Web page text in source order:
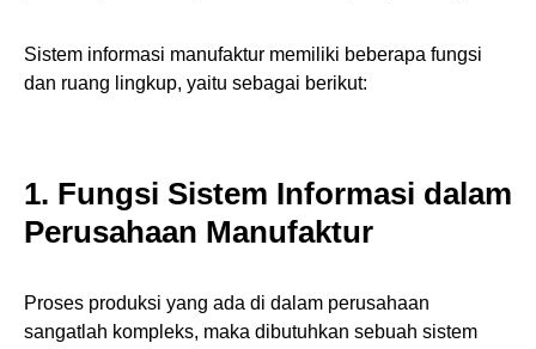
Sistem informasi manufaktur memiliki beberapa fungsi
dan ruang lingkup, yaitu sebagai berikut:
1. Fungsi Sistem Informasi dalam
Perusahaan Manufaktur
Proses produksi yang ada di dalam perusahaan
sangatlah kompleks, maka dibutuhkan sebuah sistem